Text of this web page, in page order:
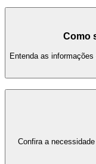
Como
Entenda as
Confira a